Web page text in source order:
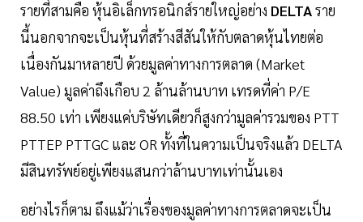
รายที่สามคือ หุ้นอิเล็กทรอนิกส์รายใหญ่อย่าง DELTAราย
นี้นอกจากจะเป็นหุ้นที่สร้างสีสันให้กับตลาดหุ้นไทยต่อ
เนื่องกันมาหลายปี ด้วยมูลค่าทางการตลาด (Market
Value) มูลค่าถึงเกือบ 2 ล้านล้านบาท เทรดที่ค่า P/E
88.50 เท่า เพียงแค่บริษัทเดียวก็สูงกว่ามูลค่ารวมของ PTT
PTTEP PTTGC และ OR ทั้งที่ในความเป็นจริงแล้ว DELTA
มีสินทรัพย์อยู่เพียงแสนกว่าล้านบาทเท่านั้นเอง
อย่างไรก็ตาม ถึงแม้ว่าเรื่องของมูลค่าทางการตลาดจะเป็น